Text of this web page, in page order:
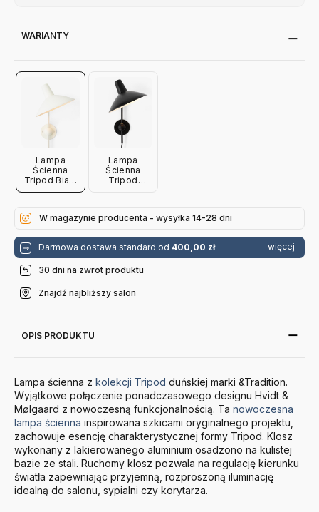
WARIANTY
Lampa
Ścienna
Tripod Biała
Andtradition
Lampa
Ścienna
Tripod
W magazynie producenta - wysyłka 14-28 dni
Darmowa dostawa standard od 400,00 zł więcej
30 dni na zwrot produktu
Znajdź najbliższy salon
OPIS PRODUKTU
Lampa ścienna z kolekcji Tripod duńskiej marki &Tradition.
Wyjątkowe połączenie ponadczasowego designu Hvidt &
Mølgaard z nowoczesną funkcjonalnością. Ta nowoczesna
lampa ścienna inspirowana szkicami oryginalnego projektu,
zachowuje esencję charakterystycznej formy Tripod. Klosz
wykonany z lakierowanego aluminium osadzono na kulistej
bazie ze stali. Ruchomy klosz pozwala na regulację kierunku
światła zapewniając przyjemną, rozproszoną iluminację
idealną do salonu, sypialni czy korytarza.